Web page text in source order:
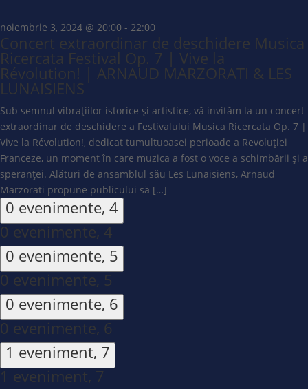
noiembrie 3, 2024 @ 20:00 - 22:00
Concert extraordinar de deschidere Musica
Ricercata Festival Op. 7 | Vive la
Révolution! | ARNAUD MARZORATI & LES
LUNAISIENS
Sub semnul vibrațiilor istorice și artistice, vă invităm la un concert
extraordinar de deschidere a Festivalului Musica Ricercata Op. 7 |
Vive la Révolution!, dedicat tumultuoasei perioade a Revoluției
Franceze, un moment în care muzica a fost o voce a schimbării și a
speranței. Alături de ansamblul său Les Lunaisiens, Arnaud
Marzorati propune publicului să […]
0 evenimente, 4
0 evenimente, 4
0 evenimente, 5
0 evenimente, 5
0 evenimente, 6
0 evenimente, 6
1 eveniment, 7
1 eveniment, 7